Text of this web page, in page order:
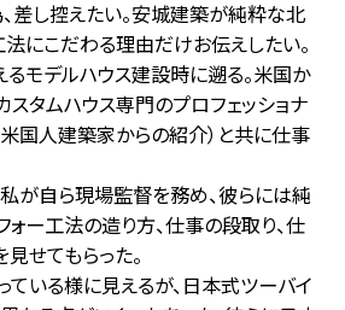
差し控えたい。安城建築が純粋な北
にこだわる理由だけお伝えしたい。
モデルハウス建設時に遡る。米国か
タムハウス専門のプロフェッショナ
国人建築家からの紹介）と共に仕事
が自ら現場監督を務め、彼らには純
ー工法の造り方、仕事の段取り、仕
せてもらった。
いる様に見えるが、日本式ツーバイ